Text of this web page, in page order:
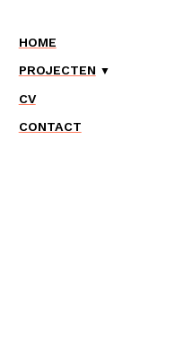
HOME
PROJECTEN
CV
CONTACT